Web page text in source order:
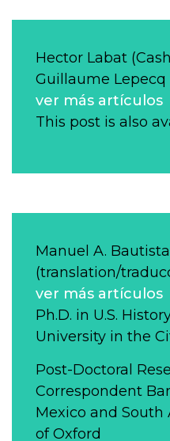
Hector Labat
Guillaume Lepecq
ver más artículos
This post is also
Manuel A.
(translation/
ver más artículos
Ph.D. in U.S.
University in the
Post-Doctoral
Correspondent
Mexico and South
of Oxford